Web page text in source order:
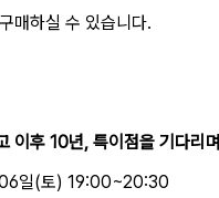
매하실 수 있습니다.
이후 10년, 특이점을 기다리며
일(토) 19:00~20:30